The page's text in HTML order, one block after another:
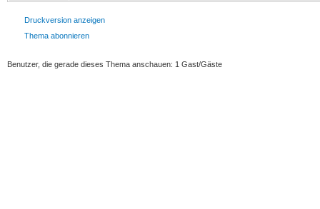
Druckversion anzeigen
Thema abonnieren
Benutzer, die gerade dieses Thema anschauen: 1 Gast/Gäste